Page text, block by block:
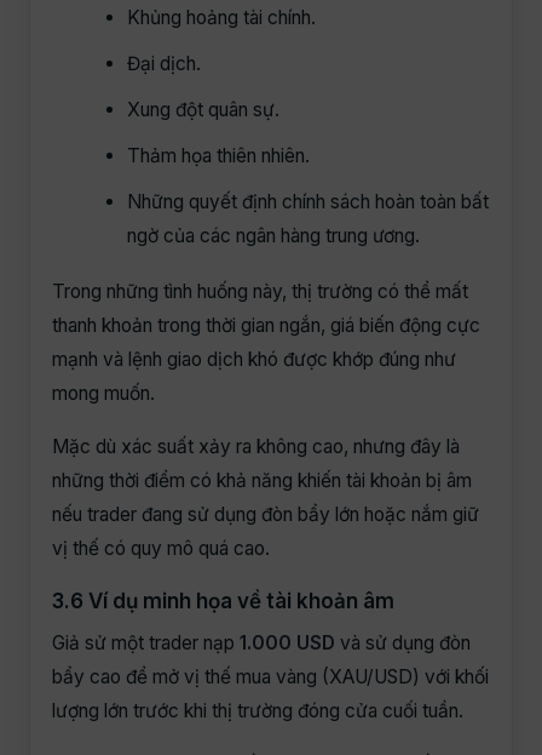
Khủng hoảng tài chính.
Đại dịch.
Xung đột quân sự.
Thảm họa thiên nhiên.
Những quyết định chính sách hoàn toàn bất
ngờ của các ngân hàng trung ương.
Trong những tình huống này, thị trường có thể mất
thanh khoản trong thời gian ngắn, giá biến động cực
mạnh và lệnh giao dịch khó được khớp đúng như
mong muốn.
Mặc dù xác suất xảy ra không cao, nhưng đây là
những thời điểm có khả năng khiến tài khoản bị âm
nếu trader đang sử dụng đòn bẩy lớn hoặc nắm giữ
vị thế có quy mô quá cao.
3.6 Ví dụ minh họa về tài khoản âm
Giả sử một trader nạp 1.000 USD và sử dụng đòn
bẩy cao để mở vị thế mua vàng (XAU/USD) với khối
lượng lớn trước khi thị trường đóng cửa cuối tuần.